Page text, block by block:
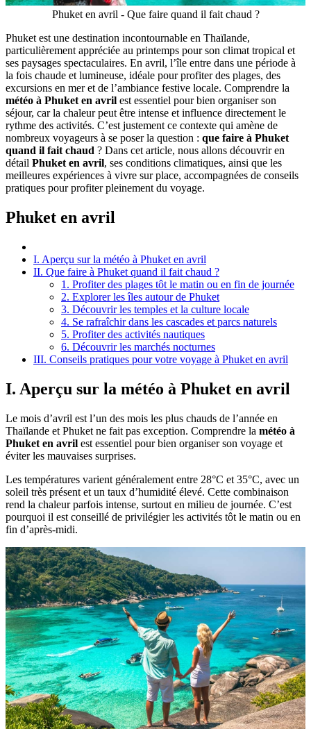
Phuket en avril - Que faire quand il fait chaud ?
Phuket est une destination incontournable en Thaïlande,
particulièrement appréciée au printemps pour son climat tropical et
ses paysages spectaculaires. En avril, l’île entre dans une période à
la fois chaude et lumineuse, idéale pour profiter des plages, des
excursions en mer et de l’ambiance festive locale. Comprendre la
météo à Phuket en avril est essentiel pour bien organiser son
séjour, car la chaleur peut être intense et influence directement le
rythme des activités. C’est justement ce contexte qui amène de
nombreux voyageurs à se poser la question : que faire à Phuket
quand il fait chaud ? Dans cet article, nous allons découvrir en
détail Phuket en avril, ses conditions climatiques, ainsi que les
meilleures expériences à vivre sur place, accompagnées de conseils
pratiques pour profiter pleinement du voyage.
Phuket en avril
I. Aperçu sur la météo à Phuket en avril
II. Que faire à Phuket quand il fait chaud ?
1. Profiter des plages tôt le matin ou en fin de journée
2. Explorer les îles autour de Phuket
3. Découvrir les temples et la culture locale
4. Se rafraîchir dans les cascades et parcs naturels
5. Profiter des activités nautiques
6. Découvrir les marchés nocturnes
III. Conseils pratiques pour votre voyage à Phuket en avril
I. Aperçu sur la météo à Phuket en avril
Le mois d’avril est l’un des mois les plus chauds de l’année en
Thaïlande et Phuket ne fait pas exception. Comprendre la météo à
Phuket en avril est essentiel pour bien organiser son voyage et
éviter les mauvaises surprises.
Les températures varient généralement entre 28°C et 35°C, avec un
soleil très présent et un taux d’humidité élevé. Cette combinaison
rend la chaleur parfois intense, surtout en milieu de journée. C’est
pourquoi il est conseillé de privilégier les activités tôt le matin ou en
fin d’après-midi.